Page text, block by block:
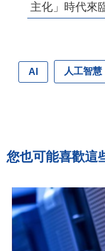
主化」時代來
AI 人工智慧
您也可能喜歡這